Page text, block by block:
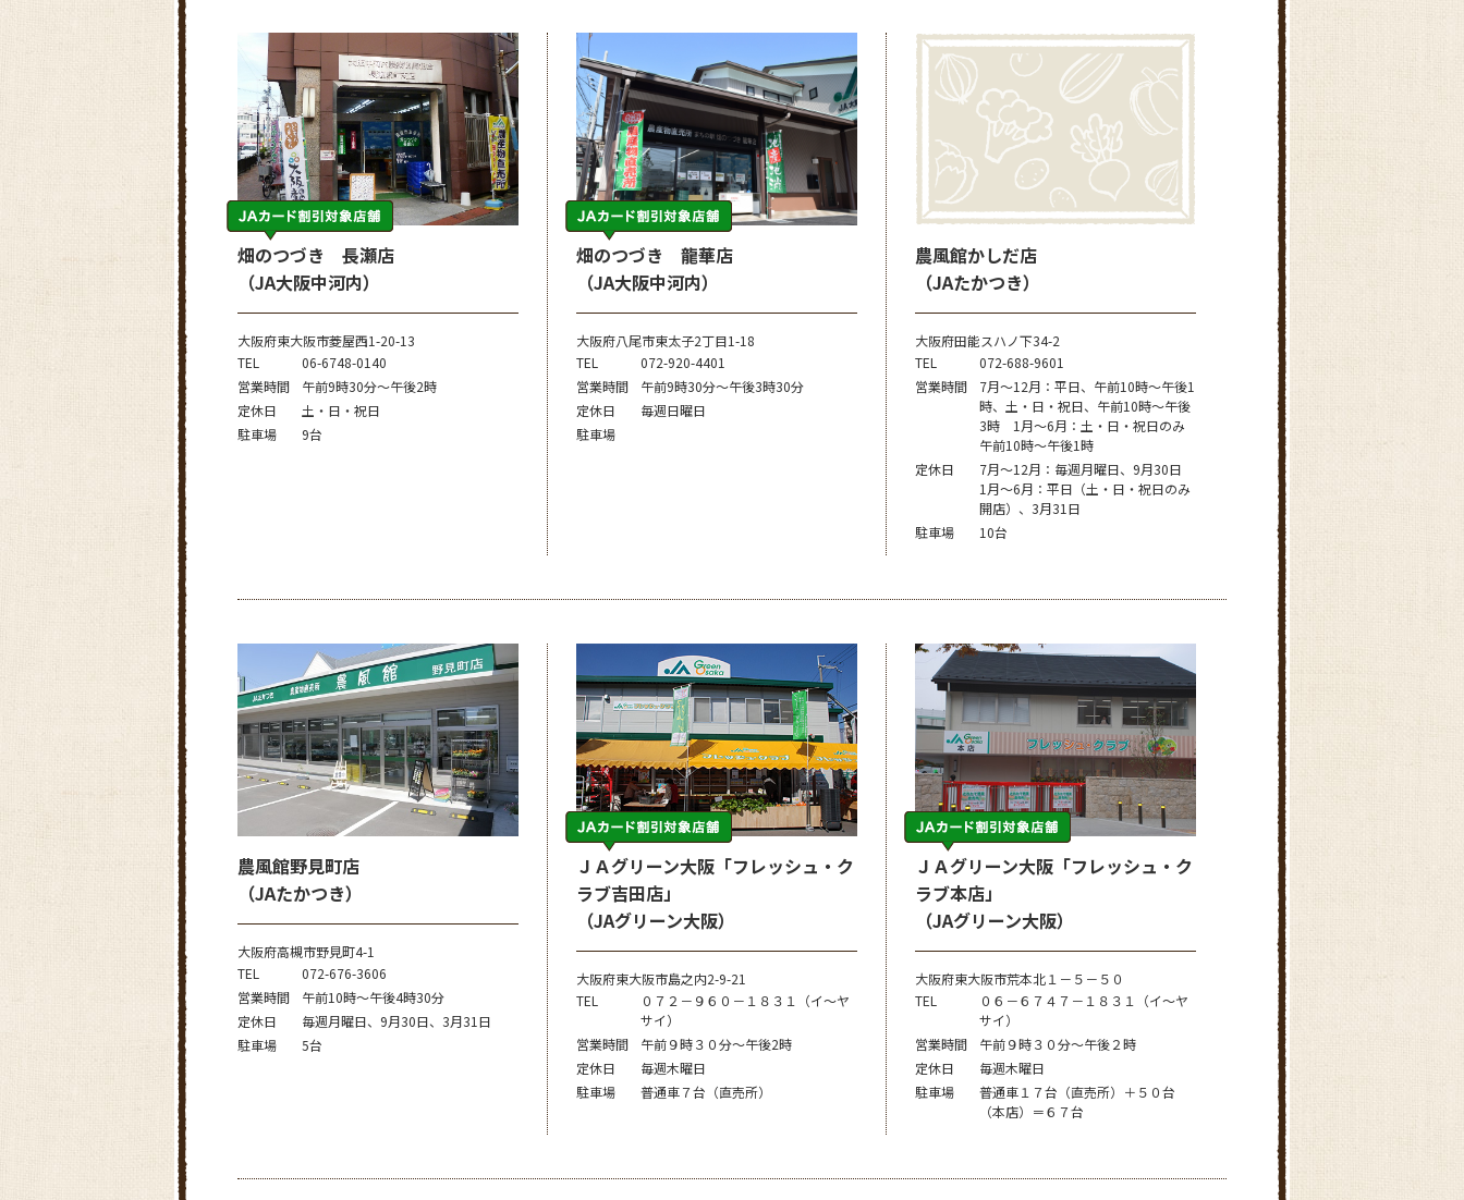
畑のつづき 長瀬店
（JA大阪中河内）
大阪府東大阪市菱屋西1-20-13
TEL
06-6748-0140
営業時間
午前9時30分～午後2時
定休日
土・日・祝日
駐車場
9台
畑のつづき 龍華店
（JA大阪中河内）
大阪府八尾市東太子2丁目1-18
TEL
072-920-4401
営業時間
午前9時30分～午後3時30分
定休日
毎週日曜日
駐車場
農風館かしだ店
（JAたかつき）
大阪府田能スハノ下34-2
TEL
072-688-9601
営業時間
7月～12月：平日、午前10時～午後1
時、土・日・祝日、午前10時～午後
3時 1月～6月：土・日・祝日のみ
午前10時～午後1時
定休日
7月～12月：毎週月曜日、9月30日
1月～6月：平日（土・日・祝日のみ
開店）、3月31日
駐車場
10台
農風館野見町店
（JAたかつき）
大阪府高槻市野見町4-1
TEL
072-676-3606
営業時間
午前10時～午後4時30分
定休日
毎週月曜日、9月30日、3月31日
駐車場
5台
ＪＡグリーン大阪「フレッシュ・ク
ラブ吉田店」
（JAグリーン大阪）
大阪府東大阪市島之内2-9-21
TEL
０７２－９６０－１８３１（イ～ヤ
サイ）
営業時間
午前９時３０分～午後2時
定休日
毎週木曜日
駐車場
普通車７台（直売所）
ＪＡグリーン大阪「フレッシュ・ク
ラブ本店」
（JAグリーン大阪）
大阪府東大阪市荒本北１－５－５０
TEL
０６－６７４７－１８３１（イ～ヤ
サイ）
営業時間
午前９時３０分～午後２時
定休日
毎週木曜日
駐車場
普通車１７台（直売所）＋５０台
（本店）＝６７台